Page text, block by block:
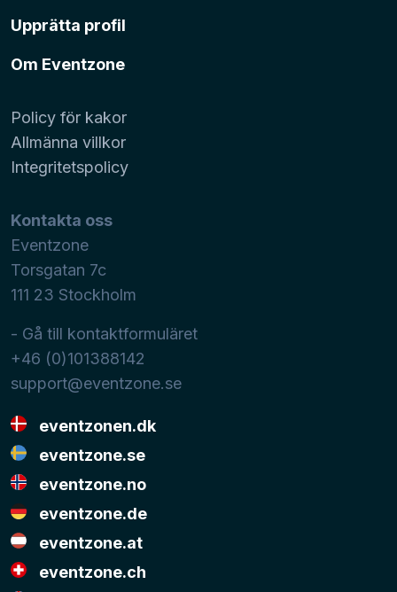
Upprätta profil
Om Eventzone
Policy för kakor
Allmänna villkor
Integritetspolicy
Kontakta oss
Eventzone
Torsgatan 7c
111 23 Stockholm
- Gå till kontaktformuläret
+46 (0)101388142
support@eventzone.se
eventzonen.dk
eventzone.se
eventzone.no
eventzone.de
eventzone.at
eventzone.ch